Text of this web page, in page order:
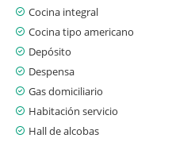
Cocina integral
Cocina tipo americano
Depósito
Despensa
Gas domiciliario
Habitación servicio
Hall de alcobas